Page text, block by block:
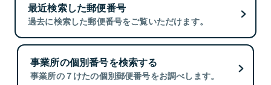
最近検索した郵便番号
過去に検索した郵便番号をご覧いただけます。
事業所の個別番号を検索する
事業所の７けたの個別郵便番号をお調べします。